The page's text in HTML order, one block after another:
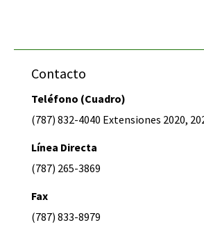
Contacto
Teléfono (Cuadro)
(787) 832-4040 Extensiones 2020,
Línea Directa
(787) 265-3869
Fax
(787) 833-8979